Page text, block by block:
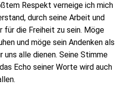
Respekt verneige ich mich
durch seine Arbeit und
die Freiheit zu sein. Möge
und möge sein Andenken als
uns alle dienen. Seine Stimme
Echo seiner Worte wird auch